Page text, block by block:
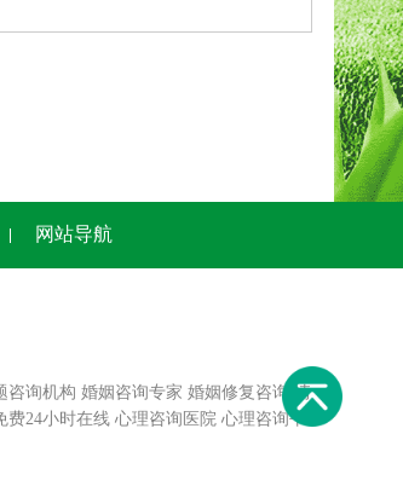
网站导航
咨询机构 婚姻咨询专家 婚姻修复咨询 情
费24小时在线 心理咨询医院 心理咨询平